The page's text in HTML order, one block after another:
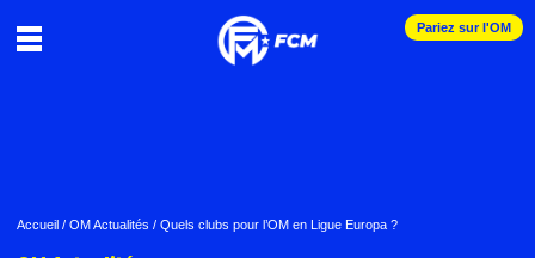
Pariez sur l'OM
Accueil / OM Actualités / Quels clubs pour l’OM en Ligue Europa ?